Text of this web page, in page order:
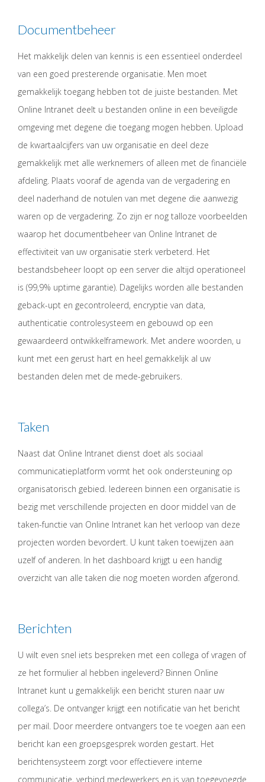
Documentbeheer
Het makkelijk delen van kennis is een essentieel onderdeel
van een goed presterende organisatie. Men moet
gemakkelijk toegang hebben tot de juiste bestanden. Met
Online Intranet deelt u bestanden online in een beveiligde
omgeving met degene die toegang mogen hebben. Upload
de kwartaalcijfers van uw organisatie en deel deze
gemakkelijk met alle werknemers of alleen met de financiële
afdeling. Plaats vooraf de agenda van de vergadering en
deel naderhand de notulen van met degene die aanwezig
waren op de vergadering. Zo zijn er nog talloze voorbeelden
waarop het documentbeheer van Online Intranet de
effectiviteit van uw organisatie sterk verbeterd. Het
bestandsbeheer loopt op een server die altijd operationeel
is (99,9% uptime garantie). Dagelijks worden alle bestanden
geback-upt en gecontroleerd, encryptie van data,
authenticatie controlesysteem en gebouwd op een
gewaardeerd ontwikkelframework. Met andere woorden, u
kunt met een gerust hart en heel gemakkelijk al uw
bestanden delen met de mede-gebruikers.
Taken
Naast dat Online Intranet dienst doet als sociaal
communicatieplatform vormt het ook ondersteuning op
organisatorisch gebied. Iedereen binnen een organisatie is
bezig met verschillende projecten en door middel van de
taken-functie van Online Intranet kan het verloop van deze
projecten worden bevordert. U kunt taken toewijzen aan
uzelf of anderen. In het dashboard krijgt u een handig
overzicht van alle taken die nog moeten worden afgerond.
Berichten
U wilt even snel iets bespreken met een collega of vragen of
ze het formulier al hebben ingeleverd? Binnen Online
Intranet kunt u gemakkelijk een bericht sturen naar uw
collega’s. De ontvanger krijgt een notificatie van het bericht
per mail. Door meerdere ontvangers toe te voegen aan een
bericht kan een groepsgesprek worden gestart. Het
berichtensysteem zorgt voor effectievere interne
communicatie, verbind medewerkers en is van toegevoegde